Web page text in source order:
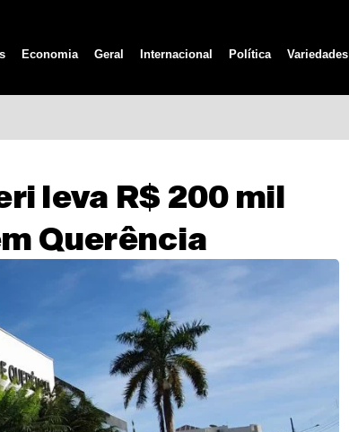
Economia Geral Internacional Política Variedades
leva R$ 200 mil
Querência